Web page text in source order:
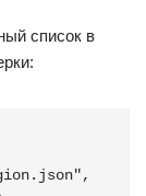
список в